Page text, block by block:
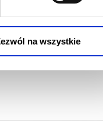
na wszystkie
Ostrołęka
kup bilet